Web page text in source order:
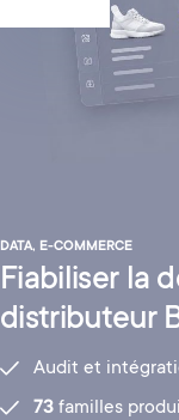
DATA, E-COMMERCE
Fiabiliser la
distributeur
Audit et
73 familles